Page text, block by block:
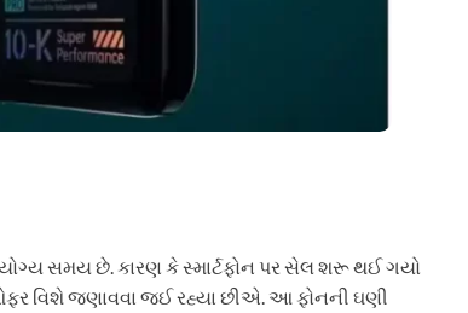
યોગ્ય સમય છે. કારણ કે સ્માર્ટફોન પર સેલ શરૂ થઈ ગયો
વિશે જણાવવા જઈ રહ્યા છીએ. આ ફોનની ઘણી